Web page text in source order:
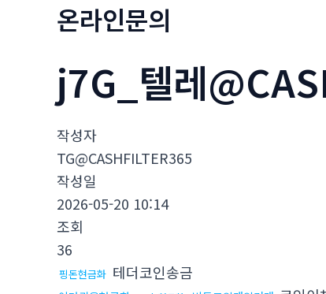
온라인문의
j7G_텔레
작성자
TG@CASHFILTER365
작성일
2026-05-20 10:14
조회
36
핑돈현금화 테더코인송금